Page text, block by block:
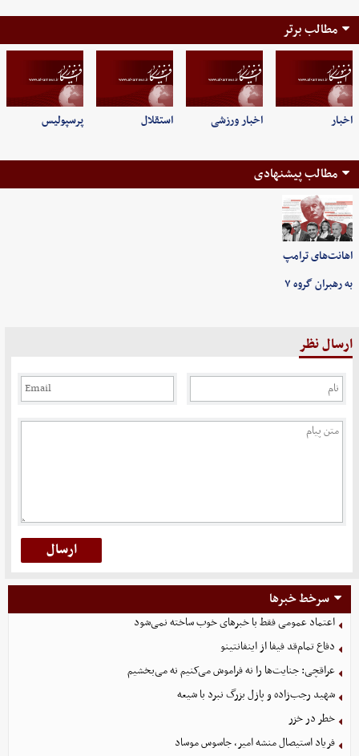
مطالب برتر
اخبار اخبار ورزشی استقلال پرسپولیس
مطالب پیشنهادی
اهانت‌های ترامپ
به رهبران گروه ۷
ارسال نظر
سرخط خبرها
اعتماد عمومی فقط با خبرهای خوب ساخته نمی‌شود
دفاع تمام‌قد فیفا از اینفانتینو
عراقچی: جنایت‌ها را نه فراموش می‌کنیم نه می‌بخشیم
شهید رجب‌زاده و پازل بزرگ نبرد با شیعه
خطر در خزر
فریاد استیصال منشه امیر، جاسوس موساد